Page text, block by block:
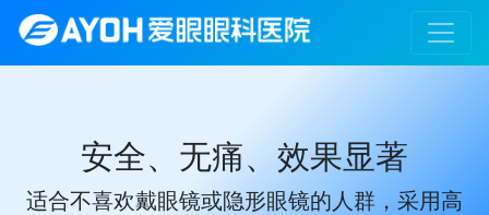
安全、无痛、效果显著
适合不喜欢戴眼镜或隐形眼镜的人群，采用高